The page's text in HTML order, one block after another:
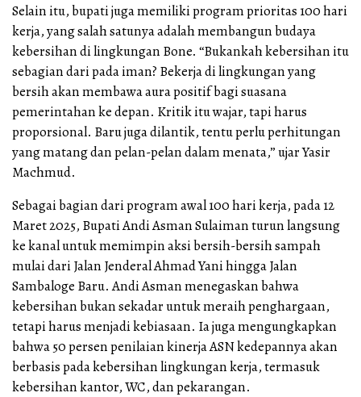
Selain itu, bupati juga memiliki program prioritas 100 hari
kerja, yang salah satunya adalah membangun budaya
kebersihan di lingkungan Bone. “Bukankah kebersihan itu
sebagian dari pada iman? Bekerja di lingkungan yang
bersih akan membawa aura positif bagi suasana
pemerintahan ke depan. Kritik itu wajar, tapi harus
proporsional. Baru juga dilantik, tentu perlu perhitungan
yang matang dan pelan-pelan dalam menata,” ujar Yasir
Machmud.
Sebagai bagian dari program awal 100 hari kerja, pada 12
Maret 2025, Bupati Andi Asman Sulaiman turun langsung
ke kanal untuk memimpin aksi bersih-bersih sampah
mulai dari Jalan Jenderal Ahmad Yani hingga Jalan
Sambaloge Baru. Andi Asman menegaskan bahwa
kebersihan bukan sekadar untuk meraih penghargaan,
tetapi harus menjadi kebiasaan. Ia juga mengungkapkan
bahwa 50 persen penilaian kinerja ASN kedepannya akan
berbasis pada kebersihan lingkungan kerja, termasuk
kebersihan kantor, WC, dan pekarangan.